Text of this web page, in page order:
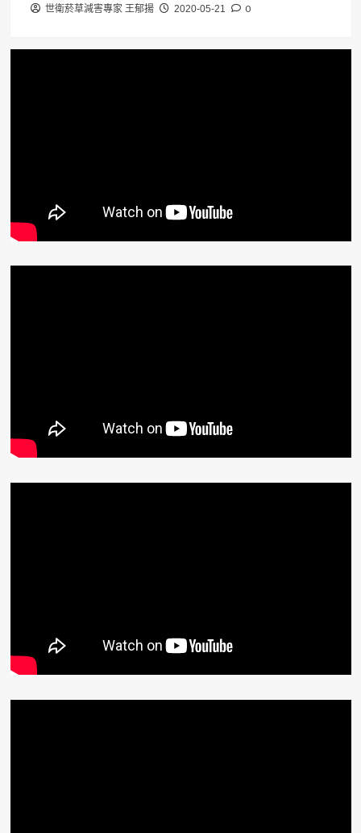
世衛菸草減害專家 王郁揚 2020-05-21 0